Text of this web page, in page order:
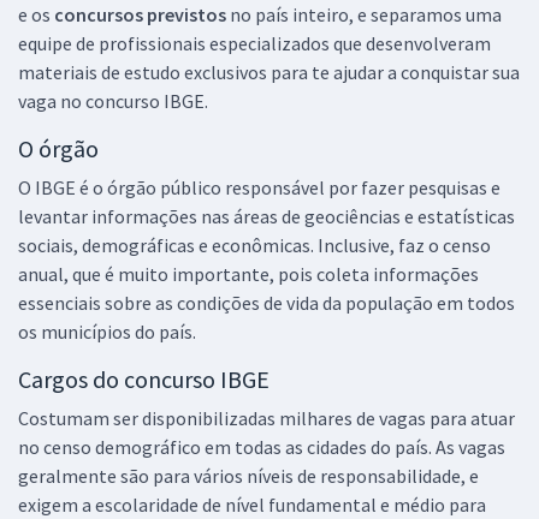
IBGE - Instituto Brasileiro de Geografia e Estatística (Temporário) -
ou 12x de R$9,90
Economize R$ 29,70 (-20%)
Comprar
IBGE - Instituto Brasileiro de Geografia e Estatística (Temporário) -
ou 12x deR$25,99
Economize R$ 77,98 (-20%)
e os concursos previstos no país inteiro, e separamos uma
equipe de profissionais especializados que desenvolveram
materiais de estudo exclusivos para te ajudar a conquistar sua
vaga no concurso IBGE.
O órgão
O IBGE é o órgão público responsável por fazer pesquisas e
levantar informações nas áreas de geociências e estatísticas
sociais, demográficas e econômicas. Inclusive, faz o censo
anual, que é muito importante, pois coleta informações
essenciais sobre as condições de vida da população em todos
os municípios do país.
Cargos do concurso IBGE
Costumam ser disponibilizadas milhares de vagas para atuar
no censo demográfico em todas as cidades do país. As vagas
geralmente são para vários níveis de responsabilidade, e
exigem a escolaridade de nível fundamental e médio para